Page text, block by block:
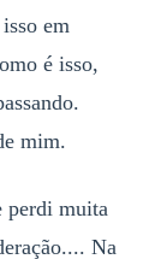
em
é isso,
mim.
perdi muita
Na